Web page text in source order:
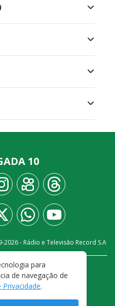
10
2026- Rádio e Televisão Record S.A
PRIVACIDADE
DE USO
para
de navegação de
Privacidade.